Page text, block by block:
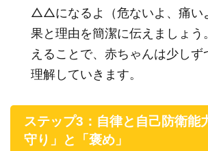
△△になるよ（危ないよ、痛い
果と理由を簡潔に伝えましょう
えることで、赤ちゃんは少しず
理解していきます。
ステップ3：自律と自己防衛能
守り」と「褒め」